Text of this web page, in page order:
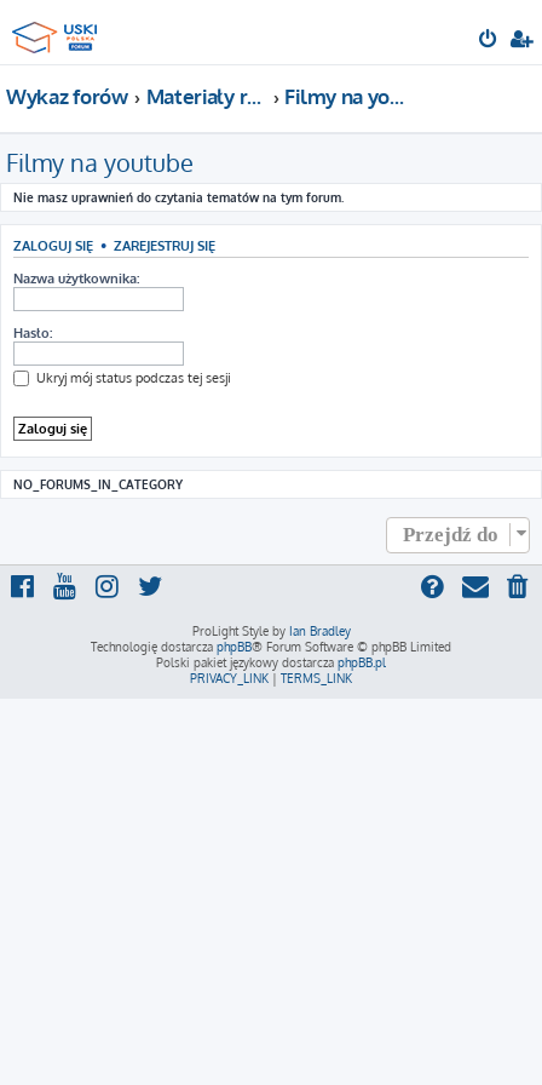
Wykaz forów Materiały reklamowe USKI POLSKA Filmy na youtube
Filmy na youtube
Nie masz uprawnień do czytania tematów na tym forum.
ZALOGUJ SIĘ • ZAREJESTRUJ SIĘ
Nazwa użytkownika:
Hasło:
Ukryj mój status podczas tej sesji
NO_FORUMS_IN_CATEGORY
Przejdź do
ProLight Style by Ian Bradley
Technologię dostarcza phpBB® Forum Software © phpBB Limited
Polski pakiet językowy dostarcza phpBB.pl
PRIVACY_LINK | TERMS_LINK